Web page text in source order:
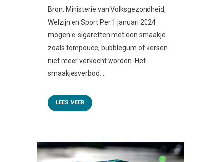
Bron: Ministerie van Volksgezondheid,
Welzijn en Sport Per 1 januari 2024
mogen e-sigaretten met een smaakje
zoals tompouce, bubblegum of kersen
niet meer verkocht worden. Het
smaakjesverbod...
LEES MEER